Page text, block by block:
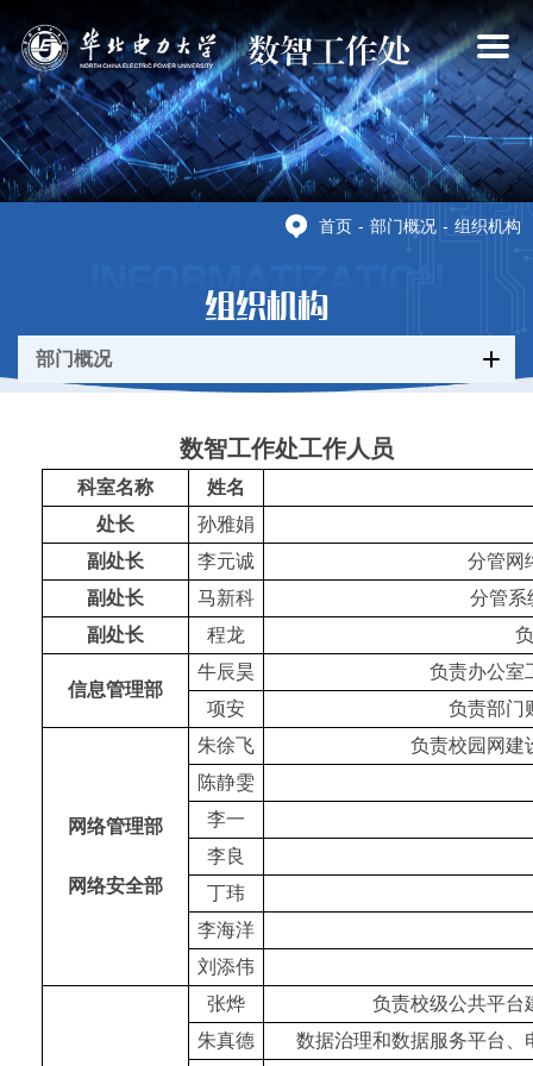
首页 - 部门概况 - 组织机构
组织机构
部门概况
数智工作处工作人员
科室名称
姓名
处长
孙雅娟
副处长
李元诚
分管网
副处长
马新科
分管系
副处长
程龙
信息管理部
牛辰昊
负责办公室
项安
负责部门
网络管理部
网络安全部
朱徐飞
负责校园网建
陈静雯
李一
李良
丁玮
李海洋
刘添伟
张烨
负责校级公共平台
朱真德
数据治理和数据服务平台